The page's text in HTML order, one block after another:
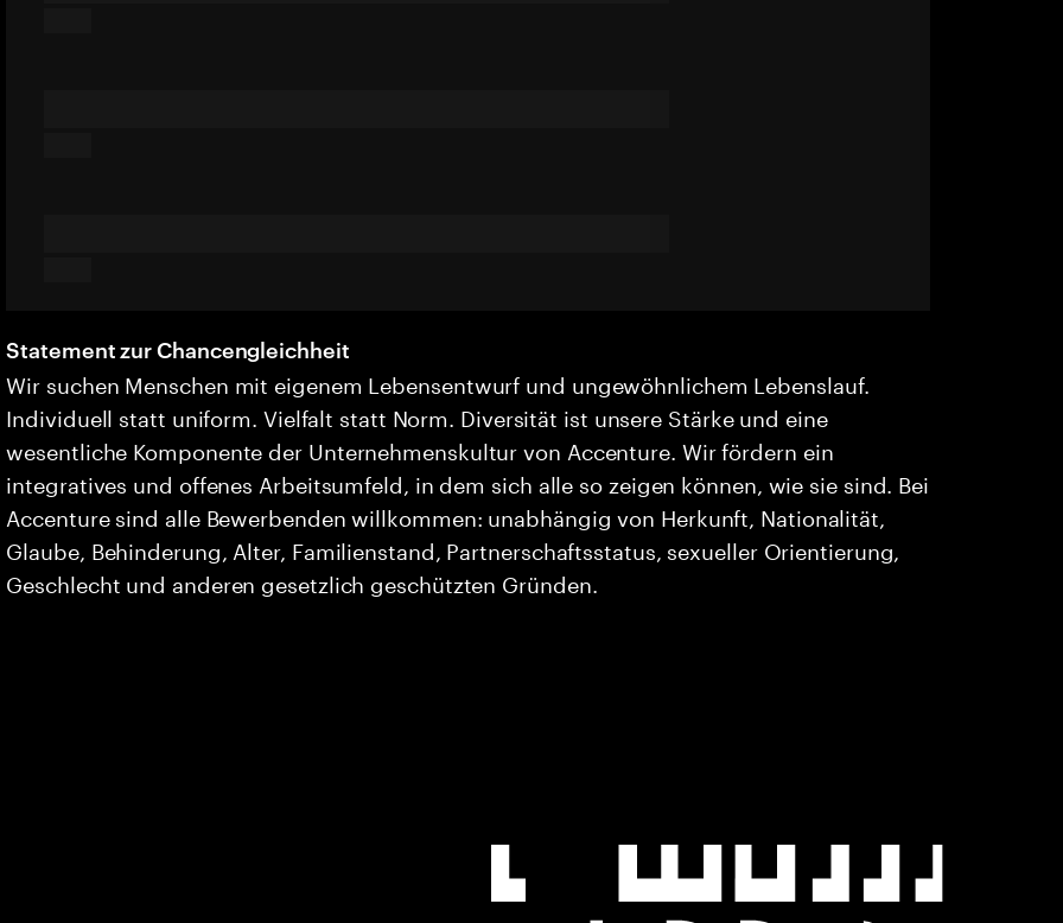
Statement zur Chancengleichheit
Wir suchen Menschen mit eigenem Lebensentwurf und ungewöhnlichem Lebenslauf.
Individuell statt uniform. Vielfalt statt Norm. Diversität ist unsere Stärke und eine
wesentliche Komponente der Unternehmenskultur von Accenture. Wir fördern ein
integratives und offenes Arbeitsumfeld, in dem sich alle so zeigen können, wie sie sind. Bei
Accenture sind alle Bewerbenden willkommen: unabhängig von Herkunft, Nationalität,
Glaube, Behinderung, Alter, Familienstand, Partnerschaftsstatus, sexueller Orientierung,
Geschlecht und anderen gesetzlich geschützten Gründen.